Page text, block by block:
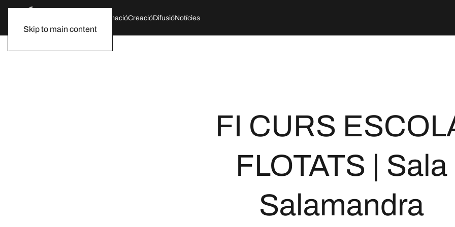
Skip to main content
FormacióCreacióDifusióNotícies
FI CURS
FLOTATS | Sala
Salamandra